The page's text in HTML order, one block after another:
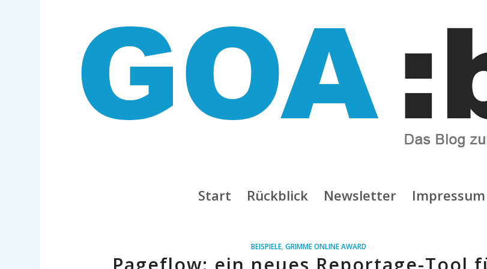
Start Rückblick Newsletter Impressum
BEISPIELE, GRIMME ONLINE AWARD